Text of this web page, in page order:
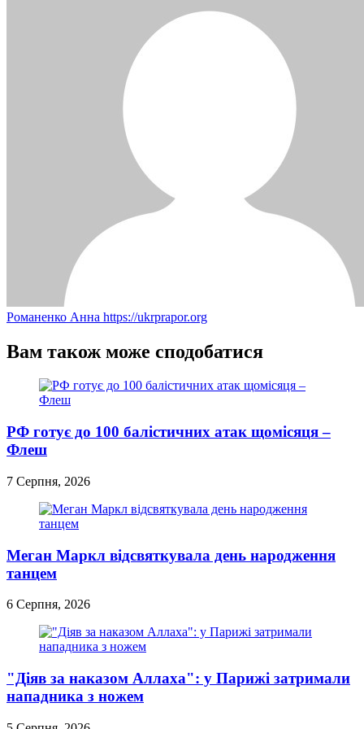
Романенко Анна https://ukrprapor.org
Вам також може сподобатися
РФ готує до 100 балістичних атак щомісяця –
Флеш
7 Серпня, 2026
Меган Маркл відсвяткувала день народження
танцем
6 Серпня, 2026
"Діяв за наказом Аллаха": у Парижі затримали
нападника з ножем